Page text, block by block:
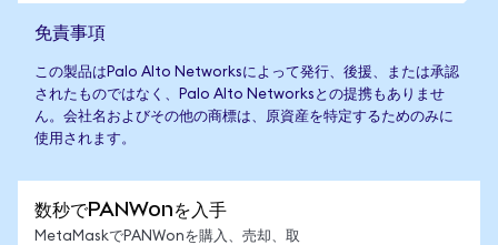
免責事項
この製品はPalo Alto Networksによって発行、後援、または承認
されたものではなく、Palo Alto Networksとの提携もありませ
ん。会社名およびその他の商標は、原資産を特定するためのみに
使用されます。
数秒でPANWonを入手
MetaMaskでPANWonを購入、売却、取